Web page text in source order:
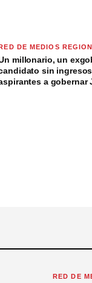
DE MEDIOS
millonario, un
sin
a gobernar
RED DE